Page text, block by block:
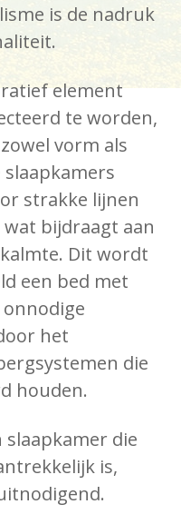
is de nadruk
element
te worden,
vorm als
strakke lijnen
bijdraagt aan
Dit wordt
een bed met
het
die
houden.
die
is,